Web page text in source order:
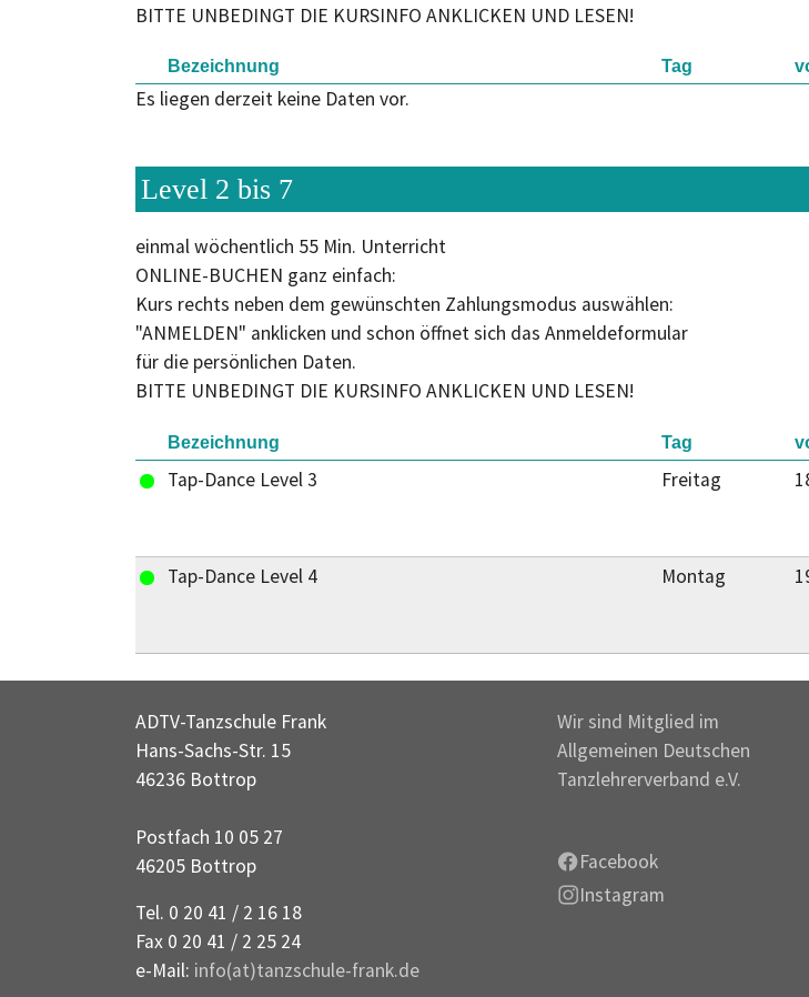
BITTE UNBEDINGT DIE KURSINFO ANKLICKEN UND LESEN!
Bezeichnung Tag
Es liegen derzeit keine Daten vor.
Level 2 bis 7
einmal wöchentlich 55 Min. Unterricht
ONLINE-BUCHEN ganz einfach:
Kurs rechts neben dem gewünschten Zahlungsmodus auswählen:
"ANMELDEN" anklicken und schon öffnet sich das Anmeldeformular
für die persönlichen Daten.
BITTE UNBEDINGT DIE KURSINFO ANKLICKEN UND LESEN!
Bezeichnung Tag
Tap-Dance Level 3 Freitag
Tap-Dance Level 4 Montag
ADTV-Tanzschule Frank
Hans-Sachs-Str. 15
46236 Bottrop
Postfach 10 05 27
46205 Bottrop
Tel. 0 20 41 / 2 16 18
Fax 0 20 41 / 2 25 24
e-Mail: info(at)tanzschule-frank.de
Wir sind Mitglied im
Allgemeinen Deutschen
Tanzlehrerverband e.V.
Facebook
Instagram